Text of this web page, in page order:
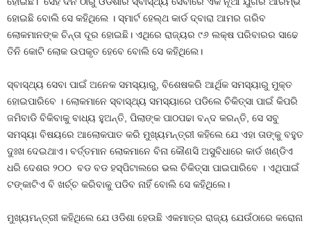
ହୋଇଛି ବୋଲି ସେ କହିଥିଲେ । ସ୍ମାର୍ଟ ହେଲ୍‌ଥ କାର୍ଡ ଦ୍ବାରା ଆମର ଗରିବ
ଲୋକମାନଙ୍କ ଚିନ୍ତା ଦୂର ହୋଇଛି। ଏଥିରେ ରାଜ୍ୟର ୯୬ ଲକ୍ଷ ପରିବାରର ସାଢେ
ତିନି କୋଟି ଲୋକ ଉପକୃତ ହେବେ ବୋଲି ସେ କହିଥିଲେ।
ସ୍ବାସ୍ଥ୍ୟ ସେବା ପାଇଁ ଅନେକ ସମସ୍ୟାରୁ, ବିଶେଷକରି ଆର୍ଥିକ ସମସ୍ୟାରୁ ମୁକ୍ତ
ହୋଇପାରିବେ । ଲୋକମାନେ ସ୍ବାସ୍ଥ୍ୟ ସମସ୍ୟାରେ ପଡିଲେ ଚିକିତ୍ସା ପାଇଁ କିପରି
ଜମିବାଡି ବିକିବାକୁ ବାଧ୍ୟ ହୁଅନ୍ତି, ପିଲାଙ୍କ ପାଠପଢା ବନ୍ଦ କରନ୍ତି, ସେ ସବୁ
ସମସ୍ୟା ବିଷୟରେ ଆଲୋକପାତ କରି ମୁଖ୍ୟମନ୍ତ୍ରୀ କହିଲେ ଯେ ଏହା ତାଙ୍କୁ ବହୁତ
ଦୁଃଖ ଦେଇଥାଏ। ବର୍ତ୍ତମାନ ଲୋକମାନେ ବିନା କୌଣସି ଅସୁବିଧାରେ କାର୍ଡ ଖଣ୍ଡିଏ
ଧରି ଦେଶର ୨୦୦ ବଡ ବଡ ହସ୍‌ପିଟାଲରେ ଭଲ ଚିକିତ୍ସା ପାଇପାରିବେ । ଏଥିପାଇଁ
ଟଙ୍କାଟିଏ ବି ଖର୍ଚ୍ଚ କରିବାକୁ ପଡିବ ନାହିଁ ବୋଲି ସେ କହିଥିଲେ।
ମୁଖ୍ୟମନ୍ତ୍ରୀ କହିଥିଲେ ଯେ ଓଡିଶା ହେଉଛି ଏକମାତ୍ର ରାଜ୍ୟ ଯେଉଁଠାରେ କରୋନା